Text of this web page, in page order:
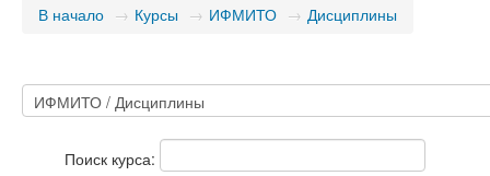
В начало → Курсы → ИФМИТО → Дисциплины
Поиск курса: